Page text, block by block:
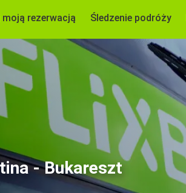
rezerwacją Śledzenie podróży
- Bukareszt